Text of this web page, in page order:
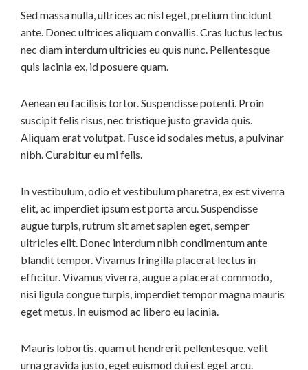
Sed massa nulla, ultrices ac nisl eget, pretium tincidunt
ante. Donec ultrices aliquam convallis. Cras luctus lectus
nec diam interdum ultricies eu quis nunc. Pellentesque
quis lacinia ex, id posuere quam.
Aenean eu facilisis tortor. Suspendisse potenti. Proin
suscipit felis risus, nec tristique justo gravida quis.
Aliquam erat volutpat. Fusce id sodales metus, a pulvinar
nibh. Curabitur eu mi felis.
In vestibulum, odio et vestibulum pharetra, ex est viverra
elit, ac imperdiet ipsum est porta arcu. Suspendisse
augue turpis, rutrum sit amet sapien eget, semper
ultricies elit. Donec interdum nibh condimentum ante
blandit tempor. Vivamus fringilla placerat lectus in
efficitur. Vivamus viverra, augue a placerat commodo,
nisi ligula congue turpis, imperdiet tempor magna mauris
eget metus. In euismod ac libero eu lacinia.
Mauris lobortis, quam ut hendrerit pellentesque, velit
urna gravida justo, eget euismod dui est eget arcu.